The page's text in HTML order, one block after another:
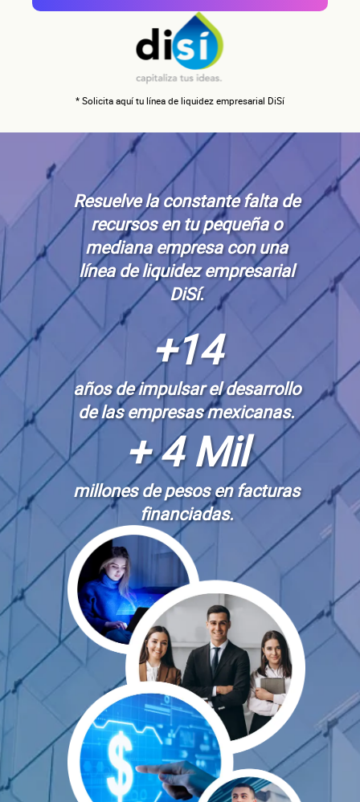
* Solicita aquí tu línea de liquidez empresarial DiSí
Resuelve la constante falta de
recursos en tu pequeña o
mediana empresa con una
línea de liquidez empresarial
DiSí.
+14
años de impulsar el desarrollo
de las empresas mexicanas.
+ 4 Mil
millones de pesos en facturas
financiadas.
Confirma tu correo electrónico
de
Sitio electrónico
Razón social
RFC del negocio
Lo usamos solo para validar tu identidad fiscal — nunca lo compartimos con
Código Postal